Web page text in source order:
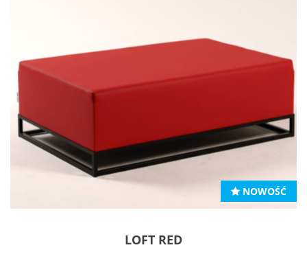
NOWOŚĆ
LOFT RED